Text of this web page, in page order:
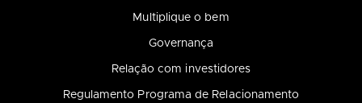
Multiplique o bem
Governança
Relação com investidores
Regulamento Programa de Relacionamento